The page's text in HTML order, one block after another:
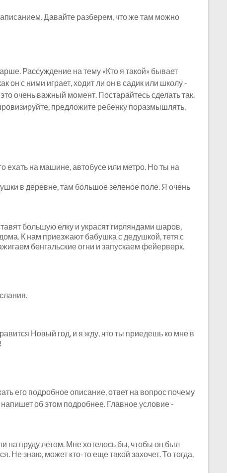
Давайте разберем, что же там можно
Рассуждение на тему «Кто я такой» бывает
он с ними играет, ходит ли он в садик или школу -
очень важный момент. Постарайтесь сделать так,
предложите ребенку поразмышлять,
ехать на машине, автобусе или метро. Но ты на
в деревне, там большое зеленое поле. Я очень
большую елку и украсят гирляндами шаров,
К нам приезжают бабушка с дедушкой, тетя с
бенгальские огни и запускаем фейерверк.
Новый год, и я жду, что ты приедешь ко мне в
его подробное описание, ответ на вопрос почему
напишет об этом подробнее. Главное условие -
на пруду летом. Мне хотелось бы, чтобы он был
Не знаю, может кто-то еще такой захочет. То тогда,